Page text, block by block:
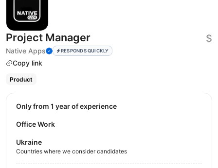
Project Manager
Native Apps RESPONDS QUICKLY
Copy link
$
Product
Only from 1 year of experience
Office Work
Ukraine
Countries where we consider candidates